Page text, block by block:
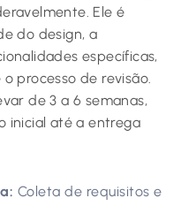
Ele é
do design, a
específicas,
processo de revisão.
de 3 a 6 semanas,
inicial até a entrega
Coleta de requisitos e